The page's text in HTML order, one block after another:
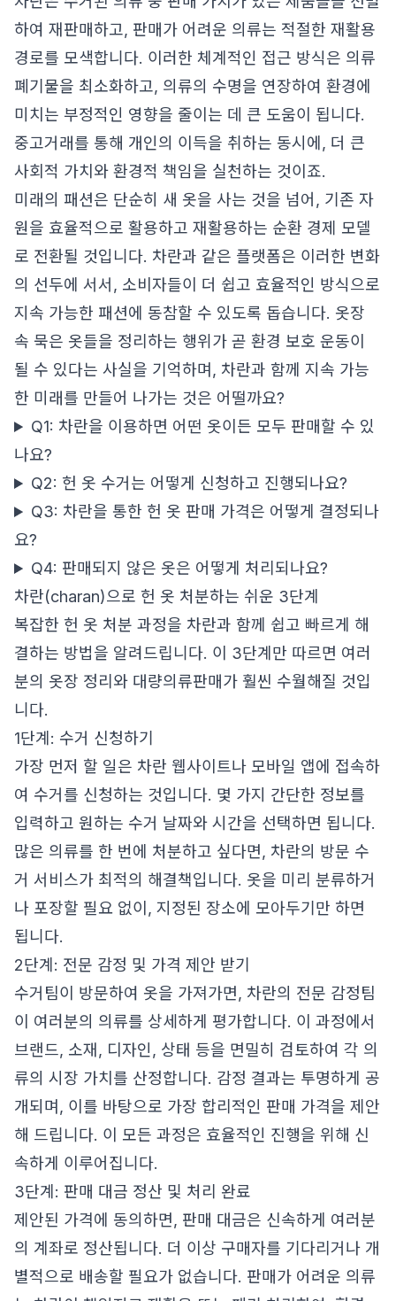
하여 재판매하고, 판매가 어려운 의류는 적절한 재활용
경로를 모색합니다. 이러한 체계적인 접근 방식은 의류
폐기물을 최소화하고, 의류의 수명을 연장하여 환경에
미치는 부정적인 영향을 줄이는 데 큰 도움이 됩니다.
중고거래를 통해 개인의 이득을 취하는 동시에, 더 큰
사회적 가치와 환경적 책임을 실천하는 것이죠.
미래의 패션은 단순히 새 옷을 사는 것을 넘어, 기존 자
원을 효율적으로 활용하고 재활용하는 순환 경제 모델
로 전환될 것입니다. 차란과 같은 플랫폼은 이러한 변화
의 선두에 서서, 소비자들이 더 쉽고 효율적인 방식으로
지속 가능한 패션에 동참할 수 있도록 돕습니다. 옷장
속 묵은 옷들을 정리하는 행위가 곧 환경 보호 운동이
될 수 있다는 사실을 기억하며, 차란과 함께 지속 가능
한 미래를 만들어 나가는 것은 어떨까요?
Q1: 차란을 이용하면 어떤 옷이든 모두 판매할 수 있
나요?
Q2: 헌 옷 수거는 어떻게 신청하고 진행되나요?
Q3: 차란을 통한 헌 옷 판매 가격은 어떻게 결정되나
요?
Q4: 판매되지 않은 옷은 어떻게 처리되나요?
차란(charan)으로 헌 옷 처분하는 쉬운 3단계
복잡한 헌 옷 처분 과정을 차란과 함께 쉽고 빠르게 해
결하는 방법을 알려드립니다. 이 3단계만 따르면 여러
분의 옷장 정리와 대량의류판매가 훨씬 수월해질 것입
니다.
1단계: 수거 신청하기
가장 먼저 할 일은 차란 웹사이트나 모바일 앱에 접속하
여 수거를 신청하는 것입니다. 몇 가지 간단한 정보를
입력하고 원하는 수거 날짜와 시간을 선택하면 됩니다.
많은 의류를 한 번에 처분하고 싶다면, 차란의 방문 수
거 서비스가 최적의 해결책입니다. 옷을 미리 분류하거
나 포장할 필요 없이, 지정된 장소에 모아두기만 하면
됩니다.
2단계: 전문 감정 및 가격 제안 받기
수거팀이 방문하여 옷을 가져가면, 차란의 전문 감정팀
이 여러분의 의류를 상세하게 평가합니다. 이 과정에서
브랜드, 소재, 디자인, 상태 등을 면밀히 검토하여 각 의
류의 시장 가치를 산정합니다. 감정 결과는 투명하게 공
개되며, 이를 바탕으로 가장 합리적인 판매 가격을 제안
해 드립니다. 이 모든 과정은 효율적인 진행을 위해 신
속하게 이루어집니다.
3단계: 판매 대금 정산 및 처리 완료
제안된 가격에 동의하면, 판매 대금은 신속하게 여러분
의 계좌로 정산됩니다. 더 이상 구매자를 기다리거나 개
별적으로 배송할 필요가 없습니다. 판매가 어려운 의류